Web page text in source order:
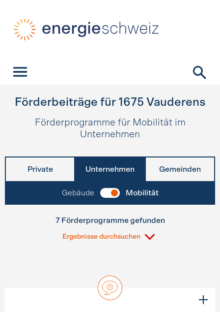
Förderbeiträge für 1675 Vauderens
Förderprogramme für Mobilität im
Unternehmen
Private Unternehmen Gemeinden
Gebäude Mobilität
7 Förderprogramme gefunden
Ergebnisse durchsuchen